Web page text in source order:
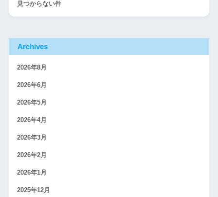
見つからない件
Archives
2026年8月
2026年6月
2026年5月
2026年4月
2026年3月
2026年2月
2026年1月
2025年12月